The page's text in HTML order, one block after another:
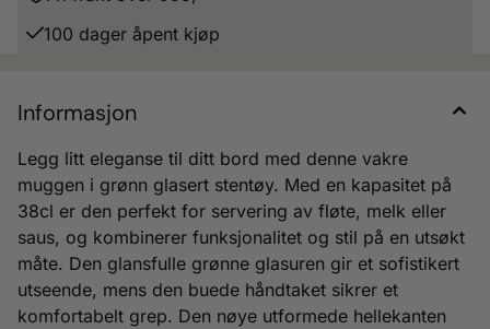
100 dager åpent kjøp
Informasjon
Legg litt eleganse til ditt bord med denne vakre
muggen i grønn glasert stentøy. Med en kapasitet på
38cl er den perfekt for servering av fløte, melk eller
saus, og kombinerer funksjonalitet og stil på en utsøkt
måte. Den glansfulle grønne glasuren gir et sofistikert
utseende, mens den buede håndtaket sikrer et
komfortabelt grep. Den nøye utformede hellekanten